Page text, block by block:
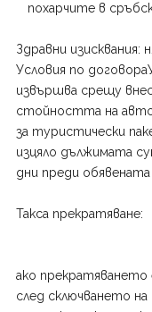
похарчите в
Здравни изисквания:
Условия по
извършва срещу
стойността на
за туристически
изцяло дължимата
дни преди
Такса прекратяване:
ако
след сключването